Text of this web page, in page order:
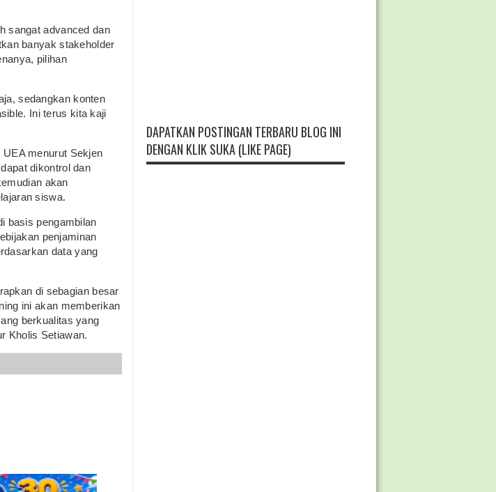
sangat advanced dan
banyak stakeholder
pilihan
sedangkan konten
Ini terus kita kaji
menurut Sekjen
dikontrol dan
akan
siswa.
basis pengambilan
penjaminan
data yang
di sebagian besar
ini akan memberikan
berkualitas yang
Kholis Setiawan.
DAPATKAN POSTINGAN TERBARU BLOG INI
DENGAN KLIK SUKA (LIKE PAGE)